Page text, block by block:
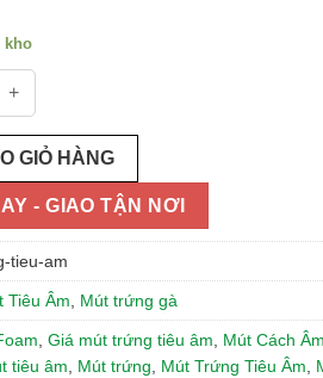
kho
GIỎ HÀNG
- GIAO TẬN NƠI
tieu-am
Tiêu Âm Mút trứng gà
,Giá mút trứng tiêu âm Mút Cách Âm
tiêu âm Mút trứng Mút Trứng Tiêu Âm